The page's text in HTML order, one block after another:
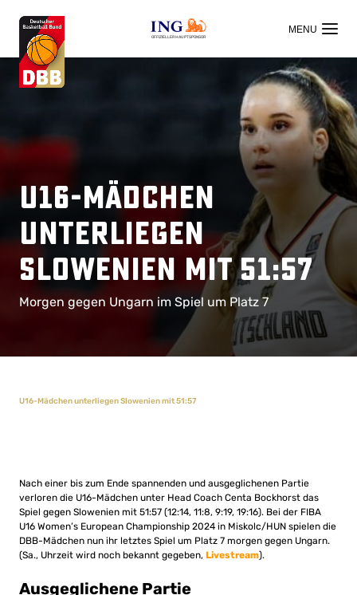
OFFIZIELLER HAUPTSPONSOR
U16-Mädchen
unterliegen
Slowenien mit 51:57
Morgen gegen Ungarn im Spiel um Platz 7
U16-Mädchen unterliegen Slowenien mit 51:57
Nach einer bis zum Ende spannenden und ausgeglichenen Partie
verloren die U16-Mädchen unter Head Coach Centa Bockhorst das
Spiel gegen Slowenien mit 51:57 (12:14, 11:8, 9:19, 19:16). Bei der FIBA
U16 Women’s European Championship 2024 in Miskolc/HUN spielen die
DBB-Mädchen nun ihr letztes Spiel um Platz 7 morgen gegen Ungarn.
(Sa., Uhrzeit wird noch bekannt gegeben, Livestream).
Ausgeglichene Partie